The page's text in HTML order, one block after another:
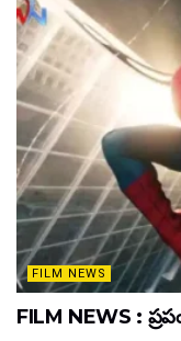
FILM NEWS
FILM NEWS :